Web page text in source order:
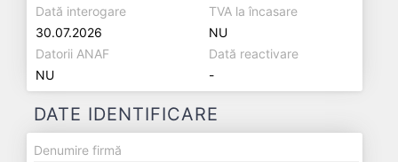
Dată interogare
30.07.2026
TVA la încasare
NU
Datorii ANAF
NU
Dată reactivare
-
DATE IDENTIFICARE
Denumire firmă